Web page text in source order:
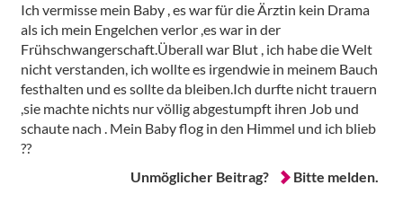
Ich vermisse mein Baby , es war für die Ärztin kein Drama
als ich mein Engelchen verlor ,es war in der
Frühschwangerschaft.Überall war Blut , ich habe die Welt
nicht verstanden, ich wollte es irgendwie in meinem Bauch
festhalten und es sollte da bleiben.Ich durfte nicht trauern
,sie machte nichts nur völlig abgestumpft ihren Job und
schaute nach . Mein Baby flog in den Himmel und ich blieb
??
Unmöglicher Beitrag?
Bitte melden.